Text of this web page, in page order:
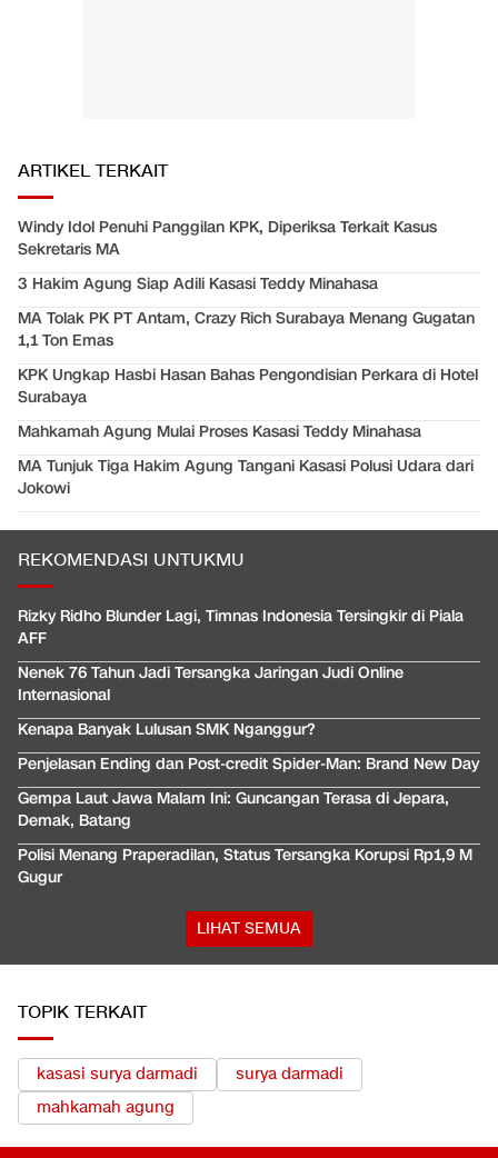
ARTIKEL TERKAIT
Windy Idol Penuhi Panggilan KPK, Diperiksa Terkait Kasus
Sekretaris MA
3 Hakim Agung Siap Adili Kasasi Teddy Minahasa
MA Tolak PK PT Antam, Crazy Rich Surabaya Menang Gugatan
1,1 Ton Emas
KPK Ungkap Hasbi Hasan Bahas Pengondisian Perkara di Hotel
Surabaya
Mahkamah Agung Mulai Proses Kasasi Teddy Minahasa
MA Tunjuk Tiga Hakim Agung Tangani Kasasi Polusi Udara dari
Jokowi
REKOMENDASI UNTUKMU
Rizky Ridho Blunder Lagi, Timnas Indonesia Tersingkir di Piala
AFF
Nenek 76 Tahun Jadi Tersangka Jaringan Judi Online
Internasional
Kenapa Banyak Lulusan SMK Nganggur?
Penjelasan Ending dan Post-credit Spider-Man: Brand New Day
Gempa Laut Jawa Malam Ini: Guncangan Terasa di Jepara,
Demak, Batang
Polisi Menang Praperadilan, Status Tersangka Korupsi Rp1,9 M
Gugur
LIHAT SEMUA
TOPIK TERKAIT
kasasi surya darmadi
surya darmadi
mahkamah agung